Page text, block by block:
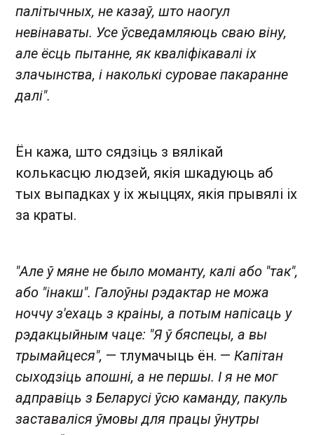
палітычных, не казаў, што наогул
невінаваты. Усе ўсведамляюць сваю віну,
але ёсць пытанне, як кваліфікавалі іх
злачынства, і наколькі суровае пакаранне
далі".
Ён кажа, што сядзіць з вялікай
колькасцю людзей, якія шкадуюць аб
тых выпадках у іх жыццях, якія прывялі іх
за краты.
"Але ў мяне не было моманту, калі або "так",
або "інакш". Галоўны рэдактар ​​не можа
ноччу з'ехаць з краіны, а потым напісаць у
рэдакцыйным чаце: "Я ў бяспецы, а вы
трымайцеся", — тлумачыць ён. — Капітан
сыходзіць апошні, а не першы. І я не мог
адправіць з Беларусі ўсю каманду, пакуль
заставаліся ўмовы для працы ўнутры